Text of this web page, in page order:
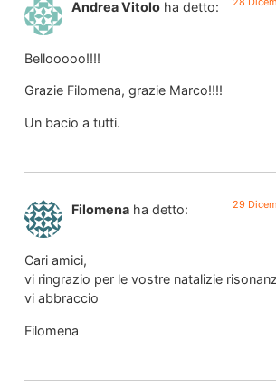
Andrea Vitolo ha detto:
Bellooooo!!!!
Grazie Filomena, grazie Marco!!!!
Un bacio a tutti.
Filomena ha detto: 29
Cari amici,
vi ringrazio per le vostre natalizie
vi abbraccio
Filomena